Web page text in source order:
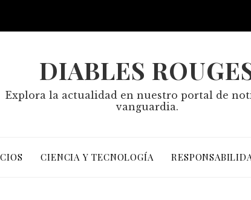
DIABLES
Explora la actualidad en nuestro portal de
vanguardia.
CIENCIA Y TECNOLOGÍA